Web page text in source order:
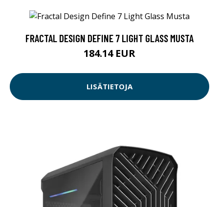
FRACTAL DESIGN DEFINE 7 LIGHT GLASS MUSTA
184.14 EUR
LISÄTIETOJA